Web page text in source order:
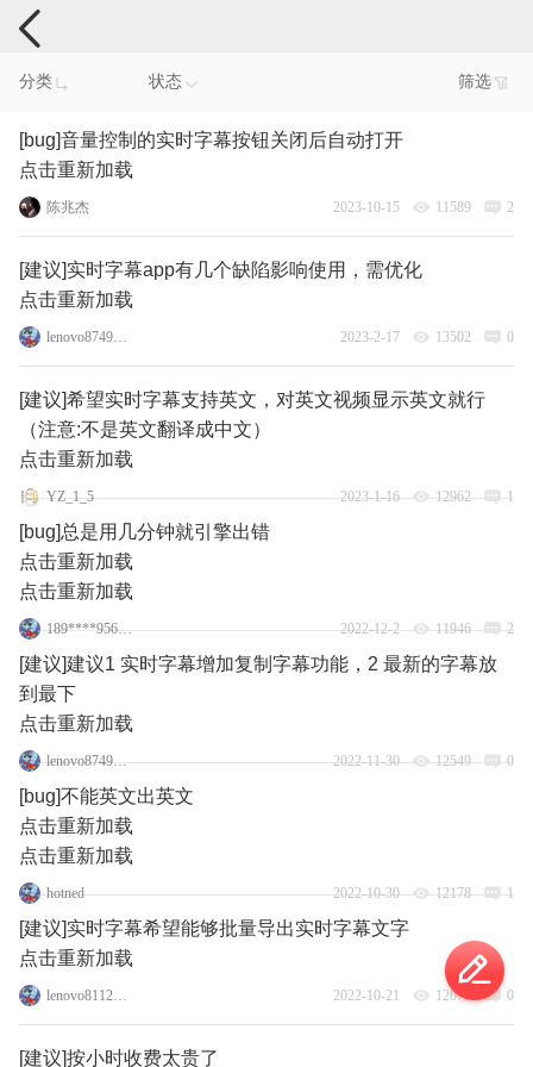
手机反馈
分类 状态 筛选
[bug]音量控制的实时字幕按钮关闭后自动打开
点击重新加载
陈兆杰 2023-10-15 11589 2
[建议]实时字幕app有几个缺陷影响使用，需优化
点击重新加载
lenovo87495193 2023-2-17 13502 0
[建议]希望实时字幕支持英文，对英文视频显示英文就行
（注意:不是英文翻译成中文）
点击重新加载
YZ_1_5 2023-1-16 12962 1
[bug]总是用几分钟就引擎出错
点击重新加载
点击重新加载
189****9569_11 2022-12-2 11946 2
[建议]建议1 实时字幕增加复制字幕功能，2 最新的字幕放
到最下
点击重新加载
lenovo87495193 2022-11-30 12549 0
[bug]不能英文出英文
点击重新加载
点击重新加载
hotned 2022-10-30 12178 1
[建议]实时字幕希望能够批量导出实时字幕文字
点击重新加载
lenovo81121238 2022-10-21 12076 0
[建议]按小时收费太贵了